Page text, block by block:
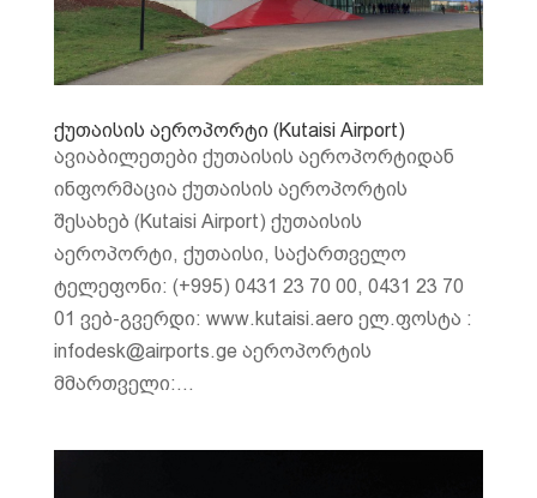
ქუთაისის აეროპორტი (Kutaisi Airport)
ავიაბილეთები ქუთაისის აეროპორტიდან
ინფორმაცია ქუთაისის აეროპორტის
შესახებ (Kutaisi Airport) ქუთაისის
აეროპორტი, ქუთაისი, საქართველო
ტელეფონი: (+995) 0431 23 70 00, 0431 23 70
01 ვებ-გვერდი: www.kutaisi.aero ელ.ფოსტა :
infodesk@airports.ge აეროპორტის
მმართველი:...